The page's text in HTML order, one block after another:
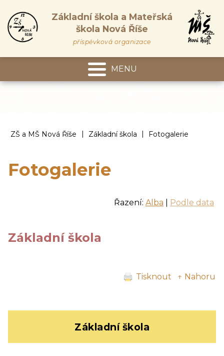
Základní škola a Mateřská
škola Nová Říše
příspěvková organizace
MENU
ZŠ a MŠ Nová Říše | Základní škola | Fotogalerie
Fotogalerie
Řazení: Alba Podle data
Základní škola
Tisknout ↑ Nahoru
Základní škola